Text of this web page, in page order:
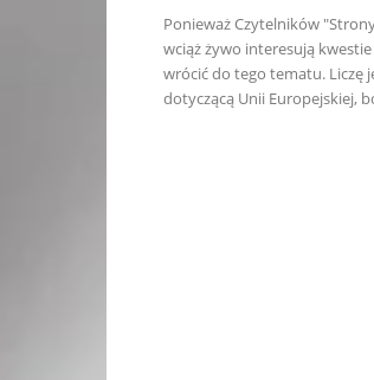
Ponieważ Czytelników
wciąż żywo interesują
wrócić do tego tematu. Liczę
dotyczącą Unii Europejskiej,